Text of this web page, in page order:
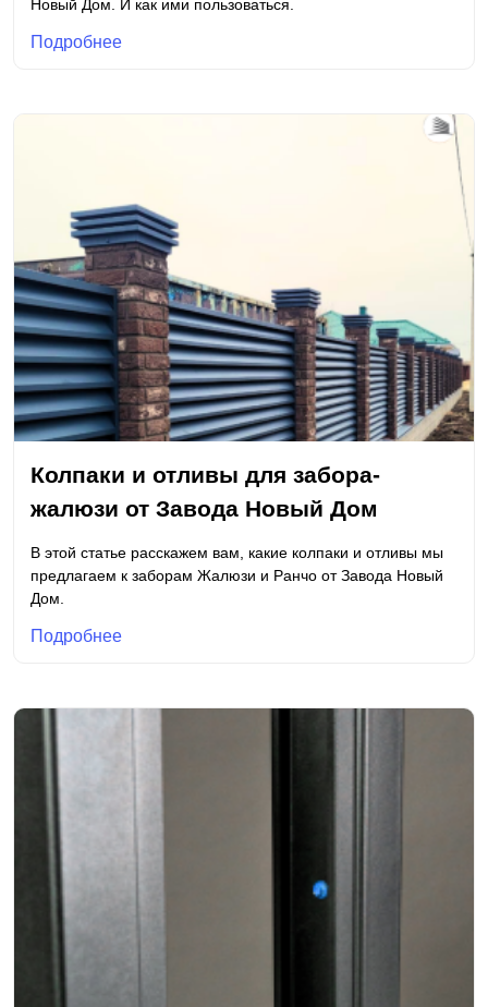
Новый Дом. И как ими пользоваться.
Подробнее
Колпаки и отливы для забора-
жалюзи от Завода Новый Дом
В этой статье расскажем вам, какие колпаки и отливы мы
предлагаем к заборам Жалюзи и Ранчо от Завода Новый
Дом.
Подробнее